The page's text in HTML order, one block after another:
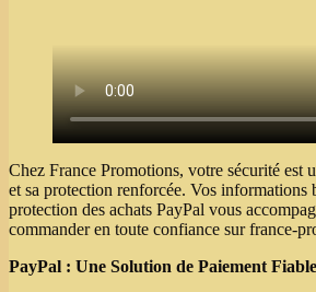
Chez France Promotions, votre sécurité est
et sa protection renforcée. Vos informations
protection des achats PayPal vous
commander en toute confiance sur france-
PayPal : Une Solution de Paiement